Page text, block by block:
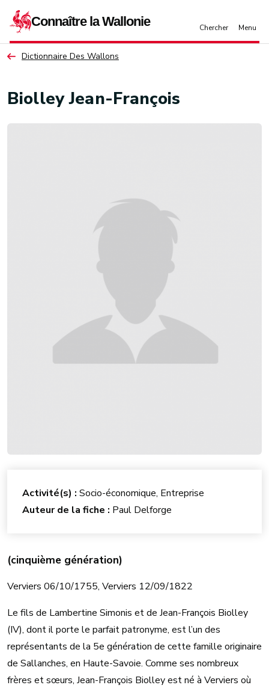
Dictionnaire Des Wallons
Biolley Jean-François
(cinquième génération)
Verviers 06/10/1755, Verviers 12/09/1822
Le fils de Lambertine Simonis et de Jean-François Biolley
(IV), dont il porte le parfait patronyme, est l’un des
représentants de la 5e génération de cette famille originaire
de Sallanches, en Haute-Savoie. Comme ses nombreux
frères et sœurs, Jean-François Biolley est né à Verviers où
Activité(s) : Socio-économique, Entreprise
Auteur de la fiche : Paul Delforge